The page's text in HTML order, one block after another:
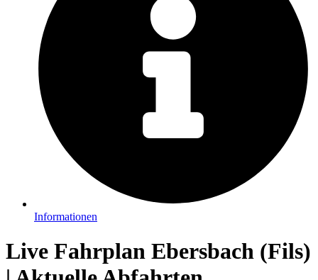
Informationen
Live Fahrplan Ebersbach (Fils)